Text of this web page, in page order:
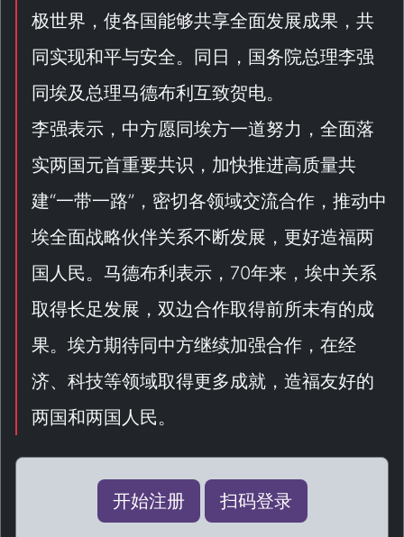
极世界，使各国能够共享全面发展成果，共
同实现和平与安全。同日，国务院总理李强
同埃及总理马德布利互致贺电。
李强表示，中方愿同埃方一道努力，全面落
实两国元首重要共识，加快推进高质量共
建“一带一路”，密切各领域交流合作，推动中
埃全面战略伙伴关系不断发展，更好造福两
国人民。马德布利表示，70年来，埃中关系
取得长足发展，双边合作取得前所未有的成
果。埃方期待同中方继续加强合作，在经
济、科技等领域取得更多成就，造福友好的
两国和两国人民。
开始注册 扫码登录